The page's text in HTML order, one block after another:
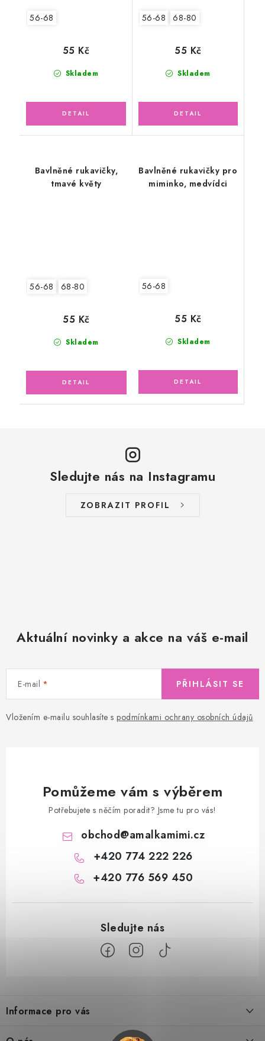
56-68
Skladem
55 Kč
56-68 68-80
Skladem
55 Kč
Bavlněné rukavičky,
tmavé květy
56-68 68-80
Skladem
55 Kč
Bavlněné rukavičky pro
miminko, medvídci
56-68
Skladem
55 Kč
Sledujte nás na Instagramu
ZOBRAZIT PROFIL
Aktuální novinky a akce na váš e-mail
E-mail
Vložením e-mailu souhlasíte s podmínkami ochrany osobních údajů
PŘIHLÁSIT SE
Pomůžeme vám s výběrem
Potřebujete s něčím poradit? Jsme tu pro vás!
obchod@amalkamimi.cz
+420 774 222 226
+420 776 569 450
p
a
Informace pro vás